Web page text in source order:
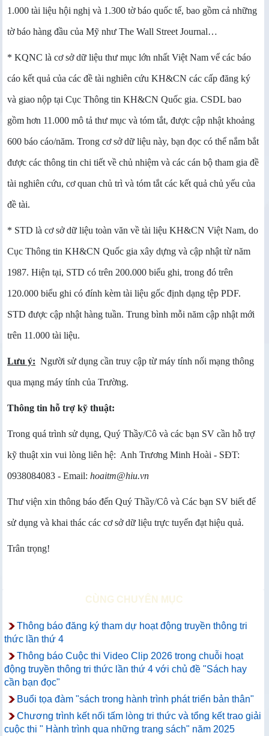
1.000 tài liệu hội nghị và 1.300 tờ báo quốc tế, bao gồm cả những
tờ báo hàng đầu của Mỹ như The Wall Street Journal…
* KQNC là cơ sở dữ liệu thư mục lớn nhất Việt Nam vể các báo
cáo kết quả của các đề tài nghiên cứu KH&CN các cấp đăng ký
và giao nộp tại Cục Thông tin KH&CN Quốc gia. CSDL bao
gồm hơn 11.000 mô tả thư mục và tóm tắt, được cập nhật khoảng
600 báo cáo/năm. Trong cơ sở dữ liệu này, bạn đọc có thể nắm bắt
được các thông tin chi tiết về chủ nhiệm và các cán bộ tham gia đề
tài nghiên cứu, cơ quan chủ trì và tóm tắt các kết quả chủ yếu của
đề tài.
* STD là cơ sở dữ liệu toàn văn về tài liệu KH&CN Việt Nam, do
Cục Thông tin KH&CN Quốc gia xây dựng và cập nhật từ năm
1987. Hiện tại, STD có trên 200.000 biểu ghi, trong đó trên
120.000 biểu ghi có đính kèm tài liệu gốc định dạng tệp PDF.
STD được cập nhật hàng tuần. Trung bình mỗi năm cập nhật mới
trên 11.000 tài liệu.
Lưu ý: Người sử dụng cần truy cập từ máy tính nối mạng thông
qua mạng máy tính của Trường.
Thông tin hỗ trợ kỹ thuật:
Trong quá trình sử dụng, Quý Thầy/Cô và các bạn SV cần hỗ trợ
kỹ thuật xin vui lòng liên hệ: Anh Trương Minh Hoài - SĐT:
0938084083 - Email: hoaitm@hiu.vn
Thư viện xin thông báo đến Quý Thầy/Cô và Các bạn SV biết để
sử dụng và khai thác các cơ sở dữ liệu trực tuyến đạt hiệu quả.
Trân trọng!
CÙNG CHUYÊN MỤC
Thông báo đăng ký tham dự hoạt động truyền thông tri
thức lần thứ 4
Thông báo Cuộc thi Video Clip 2026 trong chuỗi hoạt
động truyền thông tri thức lần thứ 4 với chủ đề "Sách hay
cần bạn đọc"
Buổi tọa đàm "sách trong hành trình phát triển bản thân"
Chương trình kết nối tấm lòng tri thức và tổng kết trao giải
cuộc thi " Hành trình qua những trang sách" năm 2025